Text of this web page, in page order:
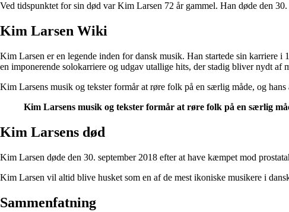
Ved tidspunktet for sin død var Kim Larsen 72 år gammel. Han døde den
Kim Larsen Wiki
Kim Larsen er en legende inden for dansk musik. Han startede sin karriere
en imponerende solokarriere og udgav utallige hits, der stadig bliver nydt af
Kim Larsens musik og tekster formår at røre folk på en særlig måde, og
Kim Larsens musik og tekster formår at røre folk på en særlig
Kim Larsens død
Kim Larsen døde den 30. september 2018 efter at have kæmpet mod
Kim Larsen vil altid blive husket som en af de mest ikoniske musikere i
Sammenfatning